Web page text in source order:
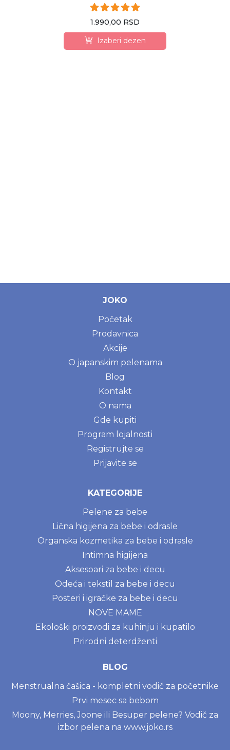
1.990,00 RSD
Izaberi dezen
JOKO
Početak
Prodavnica
Akcije
O japanskim pelenama
Blog
Kontakt
O nama
Gde kupiti
Program lojalnosti
Registrujte se
Prijavite se
KATEGORIJE
Pelene za bebe
Lična higijena za bebe i odrasle
Organska kozmetika za bebe i odrasle
Intimna higijena
Aksesoari za bebe i decu
Odeća i tekstil za bebe i decu
Posteri i igračke za bebe i decu
NOVE MAME
Ekološki proizvodi za kuhinju i kupatilo
Prirodni deterdženti
BLOG
Menstrualna čašica - kompletni vodič za početnike
Prvi mesec sa bebom
Moony, Merries, Joone ili Besuper pelene? Vodič za
izbor pelena na www.joko.rs